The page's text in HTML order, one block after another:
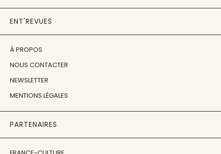
ENT'REVUES
À PROPOS
NOUS CONTACTER
NEWSLETTER
MENTIONS LÉGALES
PARTENAIRES